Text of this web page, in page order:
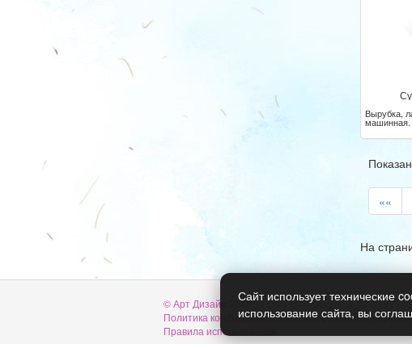
Вырубка,
машинная.
««
На
© Арт Дизайн 2026
Политика конфиденциальности и обработки
Правила использования
Сайт использует технические
использование сайта, вы